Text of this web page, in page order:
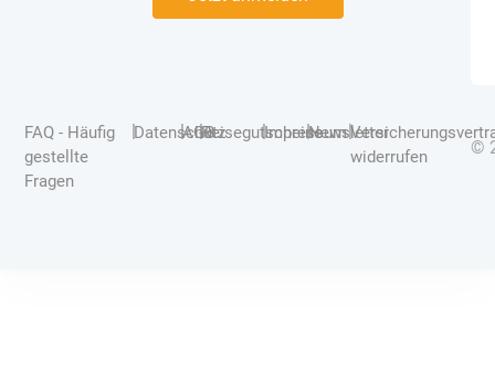
FAQ - Häufig
gestellte
Fragen
|Datenschutz
|AGB
|Reisegutscheine
|Impressum
|Newsletter
|
widerrufen
©